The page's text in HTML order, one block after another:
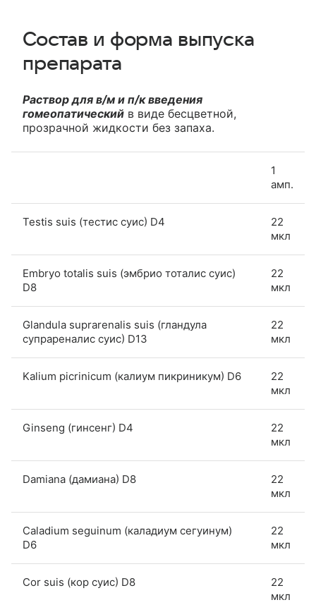
Состав и форма выпуска
препарата
Раствор для в/м и п/к введения
гомеопатический в виде бесцветной,
прозрачной жидкости без запаха.
1
амп.
Testis suis (тестис суис) D4
22
мкл
Embryo totalis suis (эмбрио тоталис суис)
D8
22
мкл
Glandula suprarenalis suis (гландула
супрареналис суис) D13
22
мкл
Kalium picrinicum (калиум пикриникум) D6
22
мкл
Ginseng (гинсенг) D4
22
мкл
Damiana (дамиана) D8
22
мкл
Caladium seguinum (каладиум сегуинум)
D6
22
мкл
Cor suis (кор суис) D8
22
мкл